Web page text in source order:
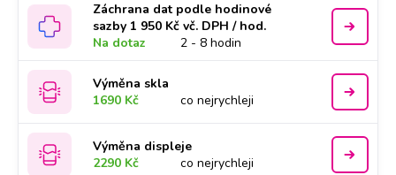
Záchrana dat podle hodinové
sazby 1 950 Kč vč. DPH / hod.
Na dotaz
2 - 8 hodin
Výměna skla
1690 Kč
co nejrychleji
Výměna displeje
2290 Kč
co nejrychleji